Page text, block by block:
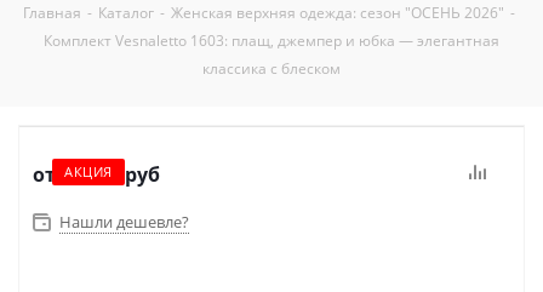
Главная - Каталог - Женская верхняя одежда: сезон "ОСЕНЬ 2026" -
Комплект Vesnaletto 1603: плащ, джемпер и юбка — элегантная
классика с блеском
АКЦИЯ
от 10 550 руб
Нашли дешевле?